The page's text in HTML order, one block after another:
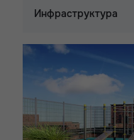
Инфраструктура